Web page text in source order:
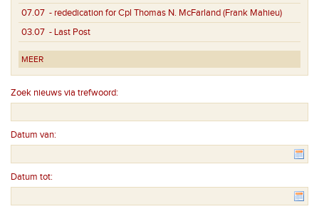
07.07 - rededication for Cpl Thomas N. McFarland (Frank Mahieu)
03.07 - Last Post
MEER
Zoek nieuws via trefwoord:
Datum van:
Datum tot: